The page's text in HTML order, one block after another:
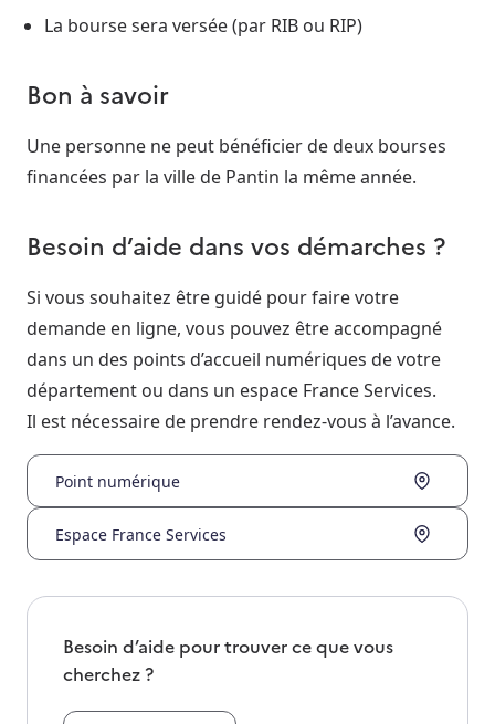
La bourse sera versée (par RIB ou RIP)
Bon à savoir
Une personne ne peut bénéficier de deux bourses
financées par la ville de Pantin la même année.
Besoin d’aide dans vos démarches ?
Si vous souhaitez être guidé pour faire votre
demande en ligne, vous pouvez être accompagné
dans un des points d’accueil numériques de votre
département ou dans un espace France Services.
Il est nécessaire de prendre rendez-vous à l’avance.
Point numérique
Espace France Services
Besoin d’aide pour trouver ce que vous
cherchez ?